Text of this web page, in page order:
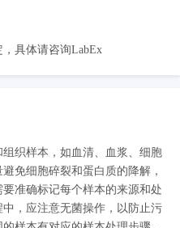
具体请咨询LabEx
织样本，如血清、血浆、细胞
免细胞碎裂和蛋白质的降解，
准确标记每个样本的来源和处
，应注意无菌操作，以防止污